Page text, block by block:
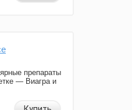
препараты
— Виагра и